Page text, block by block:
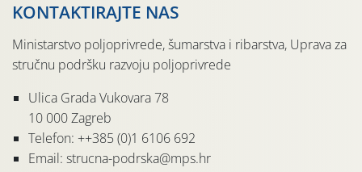
KONTAKTIRAJTE NAS
Ministarstvo poljoprivrede, šumarstva i ribarstva, Uprava za
stručnu podršku razvoju poljoprivrede
Ulica Grada Vukovara 78
10 000 Zagreb
Telefon: ++385 (0)1 6106 692
Email: strucna-podrska@mps.hr